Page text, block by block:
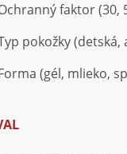
faktor (30,
pokožky
(gél, mlieko,